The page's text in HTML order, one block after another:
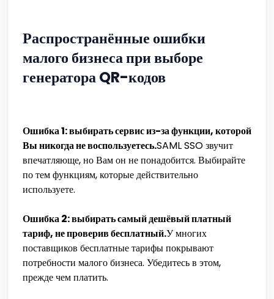
Распространённые ошибки
малого бизнеса при выборе
генератора QR-кодов
Ошибка 1: выбирать сервис из-за функции, которой
Вы никогда не воспользуетесь.SAML SSO звучит
впечатляюще, но Вам он не понадобится. Выбирайте
по тем функциям, которые действительно
используете.
Ошибка 2: выбирать самый дешёвый платный
тариф, не проверив бесплатный.У многих
поставщиков бесплатные тарифы покрывают
потребности малого бизнеса. Убедитесь в этом,
прежде чем платить.